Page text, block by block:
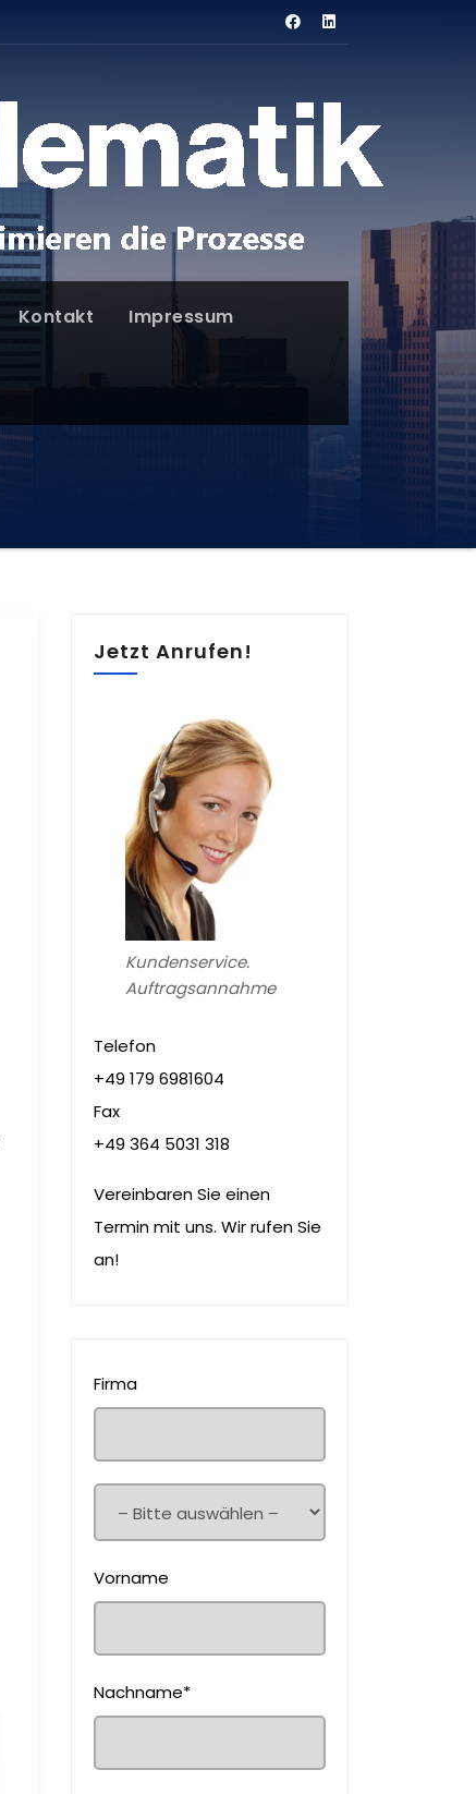
Kontakt Impressum
Jetzt Anrufen!
Kundenservice.
Auftragsannahme
Telefon
+49 179 6981604
Fax
+49 364 5031 318
Vereinbaren Sie einen
Termin mit uns. Wir rufen Sie
an!
Firma
Vorname
Nachname*